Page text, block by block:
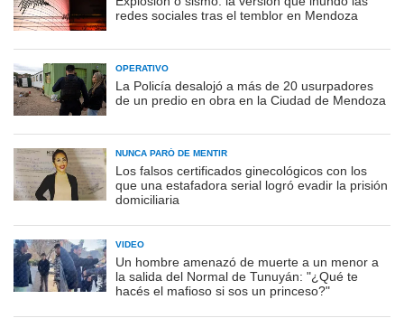
redes sociales tras el temblor en Mendoza
OPERATIVO
La Policía desalojó a más de 20 usurpadores
de un predio en obra en la Ciudad de Mendoza
NUNCA PARÓ DE MENTIR
Los falsos certificados ginecológicos con los
que una estafadora serial logró evadir la prisión
domiciliaria
VIDEO
Un hombre amenazó de muerte a un menor a
la salida del Normal de Tunuyán: "¿Qué te
hacés el mafioso si sos un princeso?"